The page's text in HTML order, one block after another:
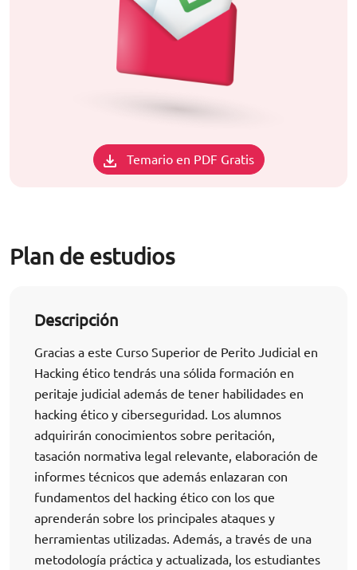
Temario en PDF Gratis
Plan de estudios
Descripción
Gracias a este Curso Superior de Perito Judicial en
Hacking ético tendrás una sólida formación en
peritaje judicial además de tener habilidades en
hacking ético y ciberseguridad. Los alumnos
adquirirán conocimientos sobre peritación,
tasación normativa legal relevante, elaboración de
informes técnicos que además enlazaran con
fundamentos del hacking ético con los que
aprenderán sobre los principales ataques y
herramientas utilizadas. Además, a través de una
metodología práctica y actualizada, los estudiantes